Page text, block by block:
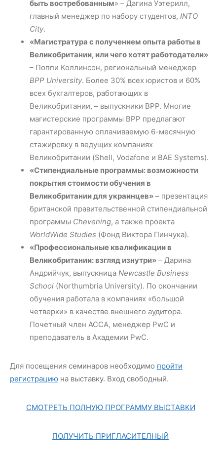
быть востребованным» – Дагина Уэтерилл,
главный менеджер по набору студентов, INTO
City.
«Магистратура с получением опыта работы в
Великобритании, или чего хотят работодатели»
– Поппи Коллинсон, региональный менеджер
BPP University. Более 30% всех юристов и 60%
всех бухгалтеров, работающих в
Великобритании, – выпускники BPP. Многие
магистерские программы BPP предлагают
гарантированную оплачиваемую 6-месячную
стажировку в ведущих компаниях
Великобритании (Shell, Vodafone и BAE Systems).
«Стипендиальные программы: возможности
покрытия стоимости обучения в
Великобритании для украинцев» – презентация
британской правительственной стипендиальной
программы Chevening, а также проекта
WorldWide Studies (Фонд Виктора Пинчука).
«Профессиональные квалификации в
Великобритании: взгляд изнутри» – Дарина
Андрийчук, выпускница Newcastle Business
School (Northumbria University). По окончании
обучения работала в компаниях «большой
четверки» в качестве внешнего аудитора.
Почетный член ACCA, менеджер PwC и
преподаватель в Академии PwC.
Для посещения семинаров необходимо пройти
регистрацию на выставку. Вход свободный.
СМОТРЕТЬ ПОЛНУЮ ПРОГРАММУ ВЫСТАВКИ
ПОЛУЧИТЬ ПРИГЛАСИТЕЛНЫЙ